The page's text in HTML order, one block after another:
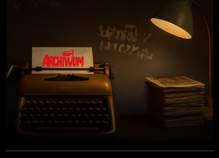
przeciwko niemieckiemu i sowieckiemu okupantowi, a
po zakończeniu wojny pozostał wierny ideałom
wolności. Poległ 28 czerwca 1946 r., a miejsce
ukrycia jego szczątków przez komunistyczny aparat
represji pozostaje do dziś nieznane.Program
uroczystości:11.00 – Msza Święta w Kościele św.
Brygidy w Gdańsku12.30 – poświęcenie
symbolicznego nagrobka na Cmentarzu
Garnizonowym w GdańskuSerdecznie zapraszamy